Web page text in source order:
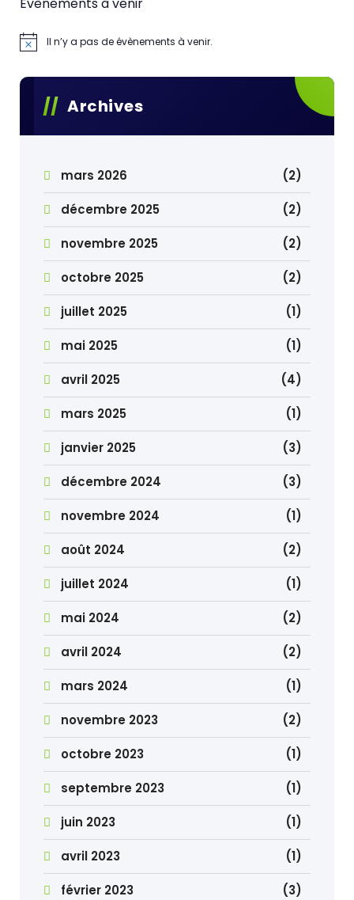
Il n’y a pas de évènements à venir.
Archives
mars 2026 (2)
décembre 2025 (2)
novembre 2025 (2)
octobre 2025 (2)
juillet 2025 (1)
mai 2025 (1)
avril 2025 (4)
mars 2025 (1)
janvier 2025 (3)
décembre 2024 (3)
novembre 2024 (1)
août 2024 (2)
juillet 2024 (1)
mai 2024 (2)
avril 2024 (2)
mars 2024 (1)
novembre 2023 (2)
octobre 2023 (1)
septembre 2023 (1)
juin 2023 (1)
avril 2023 (1)
février 2023 (3)